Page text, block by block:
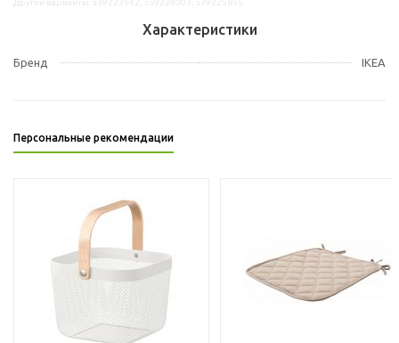
Характеристики
Бренд IKEA
Персональные рекомендации